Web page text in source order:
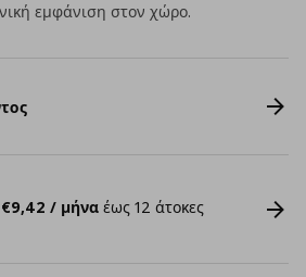
εμφάνιση στον χώρο.
€9,42 / μήνα έως 12 άτοκες